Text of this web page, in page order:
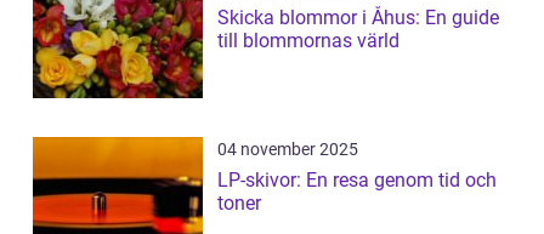
Skicka blommor i Åhus: En guide
till blommornas värld
04 november 2025
LP-skivor: En resa genom tid och
toner